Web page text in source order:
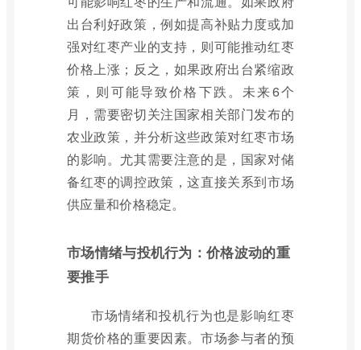
出台利好政策，例如提高补贴力度或加
强对红枣产业的支持，则可能推动红枣
价格上涨；反之，如果政府出台紧缩政
策，则可能导致价格下跌。未来6个
月，需要密切关注国家相关部门发布的
农业政策，并分析这些政策对红枣市场
的影响。尤其需要注意的是，国家对储
备红枣的调控政策，这直接关系到市场
供应量和价格稳定。
市场情绪与投机行为：价格波动的重
要推手
市场情绪和投机行为也是影响红枣
期货价格的重要因素。市场参与者的预